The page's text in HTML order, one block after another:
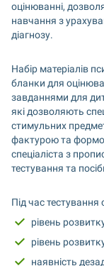
оцінюванні,
навчання з
діагнозу.
Набір матеріалів
бланки для
завданнями для
які дозволяють
стимульних
фактурою та
спеціаліста з
тестування та
Під час тестування
рівень
рівень
наявність